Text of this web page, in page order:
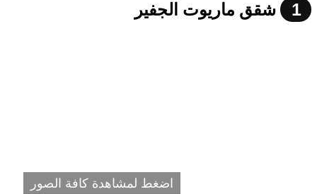
1 شقق ماريوت الجفير
اضغط لمشاهدة كافة الصور